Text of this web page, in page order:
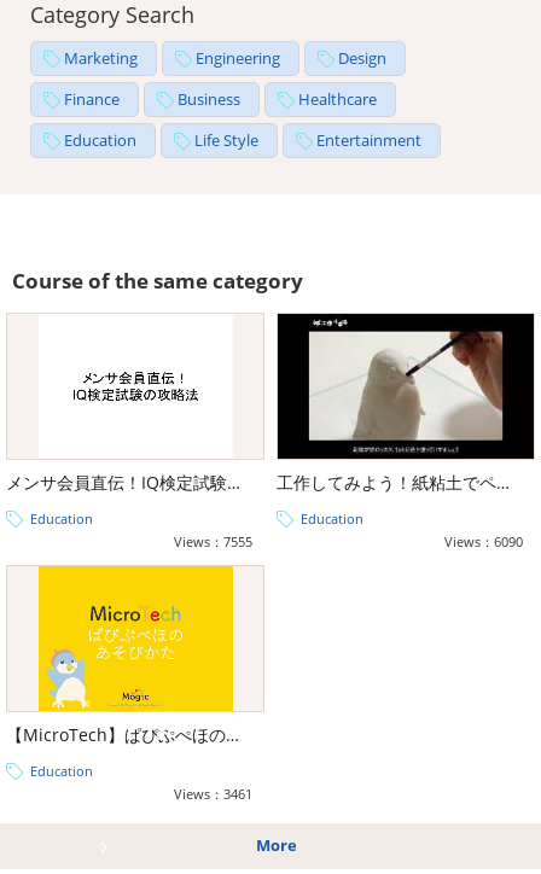
Category Search
Marketing Engineering
Design
Finance
Business
Healthcare
Education
Life Style Entertainment
Course of the same category
メンサ会員直伝！IQ検定試験の攻略法
Education
Views：7555
工作してみよう！紙粘土でペンギンさん
Education
Views：6090
【MicroTech】ぱぴぷぺほのあそびかた
Education
Views：3461
More